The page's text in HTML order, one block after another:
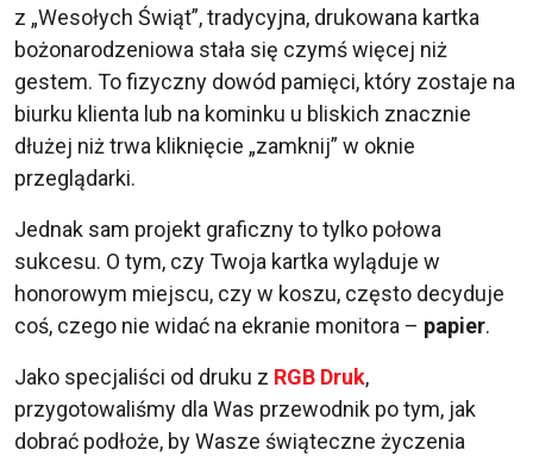
z „Wesołych Świąt”, tradycyjna, drukowana kartka
bożonarodzeniowa stała się czymś więcej niż
gestem. To fizyczny dowód pamięci, który zostaje na
biurku klienta lub na kominku u bliskich znacznie
dłużej niż trwa kliknięcie „zamknij” w oknie
przeglądarki.
Jednak sam projekt graficzny to tylko połowa
sukcesu. O tym, czy Twoja kartka wyląduje w
honorowym miejscu, czy w koszu, często decyduje
coś, czego nie widać na ekranie monitora – papier.
Jako specjaliści od druku z RGB Druk,
przygotowaliśmy dla Was przewodnik po tym, jak
dobrać podłoże, by Wasze świąteczne życzenia